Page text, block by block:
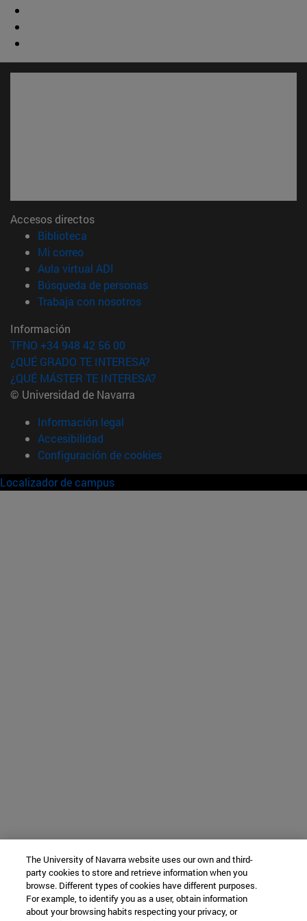
Accesos directos
Biblioteca
Mi correo(abre en nueva ventana)
Aula virtual ADI
Búsqueda de personas(abre en nueva ventana)
Trabaja con nosotros(abre en nueva ventana)
Información
TFNO +34 948 42 56 00
¿QUÉ GRADO TE INTERESA?
¿QUÉ MÁSTER TE INTERESA?
© Universidad de Navarra
Información legal
Accesibilidad
Configuración de cookies
Localizador de campus
The University of Navarra website uses our own and third-
party cookies to store and retrieve information when you
browse. Different types of cookies have different purposes.
For example, to identify you as a user, obtain information
about your browsing habits respecting your privacy, or